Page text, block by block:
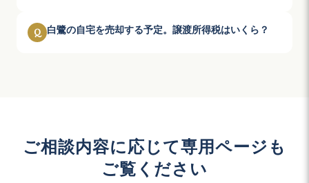
Q 白鷺の自宅を売却する予定。譲渡所得税はいくら？
ご相談内容に応じて専用ページも
ご覧ください